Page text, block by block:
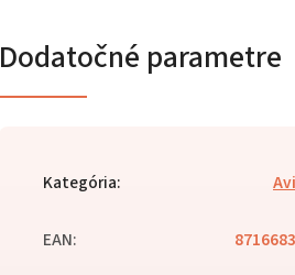
Dodatočné parametre
Kategória:
EAN: